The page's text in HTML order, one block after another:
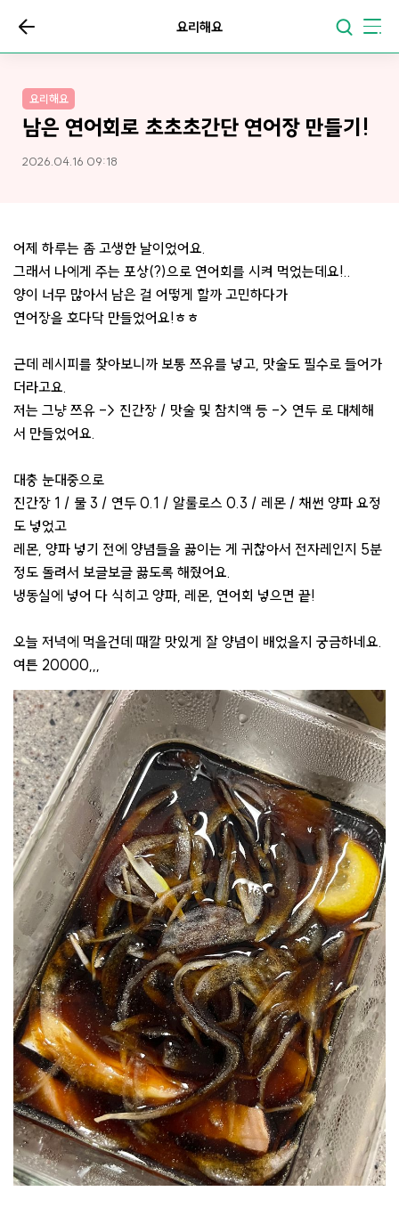
요리해요
요리해요
남은 연어회로 초초초간단 연어장 만들기!
2026.04.16 09:18
어제 하루는 좀 고생한 날이었어요.
그래서 나에게 주는 포상(?)으로 연어회를 시켜 먹었는데요!..
양이 너무 많아서 남은 걸 어떻게 할까 고민하다가
연어장을 호다닥 만들었어요!ㅎㅎ
근데 레시피를 찾아보니까 보통 쯔유를 넣고, 맛술도 필수로 들어가
더라고요.
저는 그냥 쯔유 -> 진간장 / 맛술 및 참치액 등 -> 연두 로 대체해
서 만들었어요.
대충 눈대중으로
진간장 1 / 물 3 / 연두 0.1 / 알룰로스 0.3 / 레몬 / 채썬 양파 요정
도 넣었고
레몬, 양파 넣기 전에 양념들을 끓이는 게 귀찮아서 전자레인지 5분
정도 돌려서 보글보글 끓도록 해줬어요.
냉동실에 넣어 다 식히고 양파, 레몬, 연어회 넣으면 끝!
오늘 저녁에 먹을건데 때깔 맛있게 잘 양념이 배었을지 궁금하네요.
여튼 20000,,,